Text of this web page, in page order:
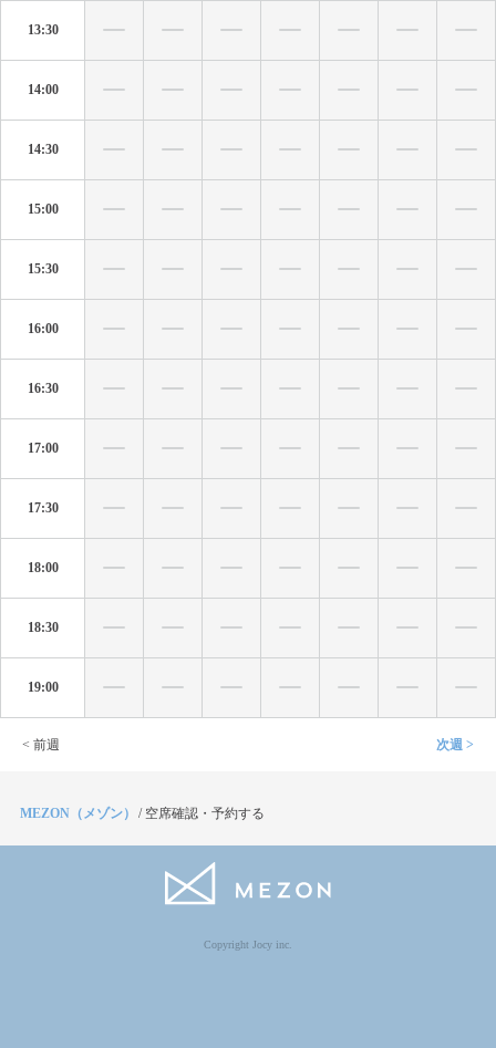
13:30
14:00
14:30
15:00
15:30
16:00
16:30
17:00
17:30
18:00
18:30
19:00
< 前週 次週 >
MEZON（メゾン） / 空席確認・予約する
Copyright Jocy inc.